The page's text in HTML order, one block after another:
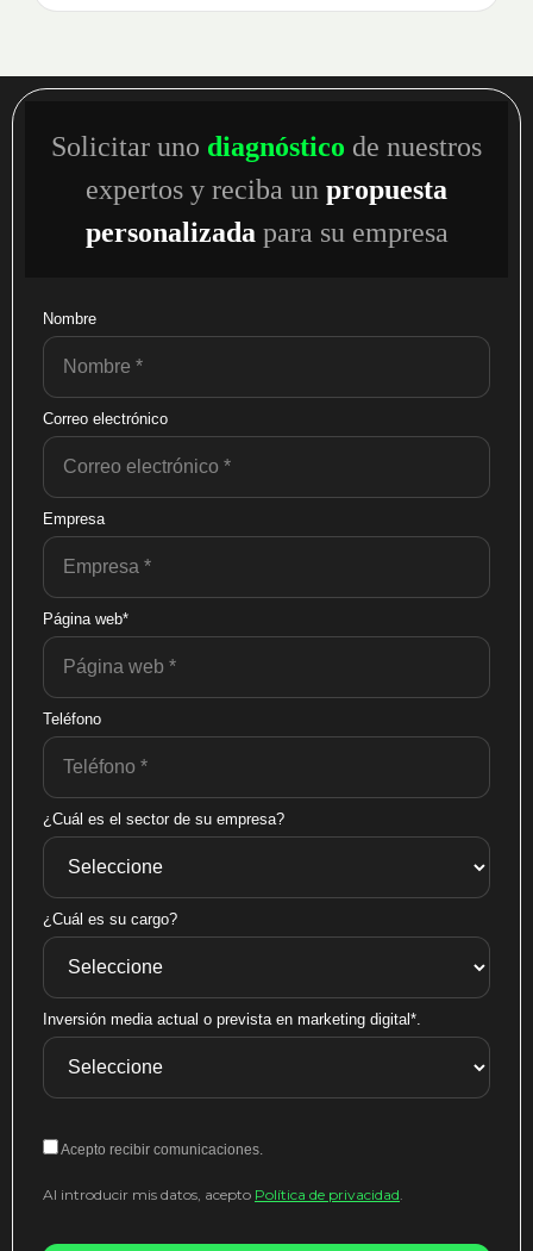
Solicitar uno diagnóstico de nuestros
expertos y reciba un propuesta
personalizada para su empresa
Nombre
Correo electrónico
Empresa
Página web*
Teléfono
¿Cuál es el sector de su empresa?
¿Cuál es su cargo?
Inversión media actual o prevista en marketing digital*.
Acepto recibir comunicaciones.
Al introducir mis datos, acepto Política de privacidad.